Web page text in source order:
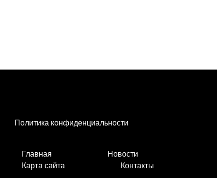
Политика конфиденциальности
Главная
Новости
Карта сайта
Контакты